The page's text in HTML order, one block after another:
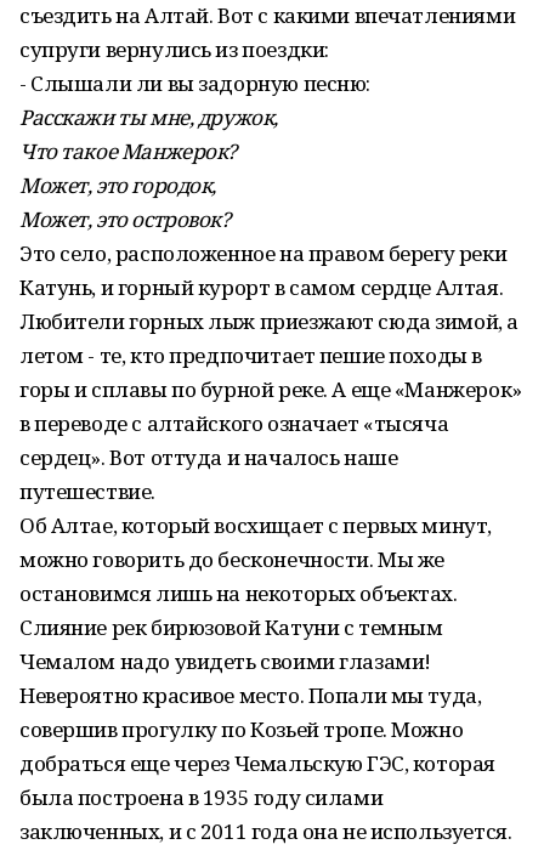
съездить на Алтай. Вот с какими впечатлениями
супруги вернулись из поездки:
- Слышали ли вы задорную песню:
Расскажи ты мне, дружок,
Что такое Манжерок?
Может, это городок,
Может, это островок?
Это село, расположенное на правом берегу реки
Катунь, и горный курорт в самом сердце Алтая.
Любители горных лыж приезжают сюда зимой, а
летом - те, кто предпочитает пешие походы в
горы и сплавы по бурной реке. А еще «Манжерок»
в переводе с алтайского означает «тысяча
сердец». Вот оттуда и началось наше
путешествие.
Об Алтае, который восхищает с первых минут,
можно говорить до бесконечности. Мы же
остановимся лишь на некоторых объектах.
Слияние рек бирюзовой Катуни с темным
Чемалом надо увидеть своими глазами!
Невероятно красивое место. Попали мы туда,
совершив прогулку по Козьей тропе. Можно
добраться еще через Чемальскую ГЭС, которая
была построена в 1935 году силами
заключенных, и с 2011 года она не используется.